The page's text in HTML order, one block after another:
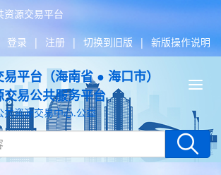
资源交易平台
登录 | 注册 | 切换到旧版 | 新版操作说明
平台（海南省 ● 海口市）
易公共服务平台
共资源交易中心.公益